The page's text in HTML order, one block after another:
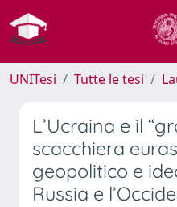
UNITesi Tutte le tesi
L’Ucraina e il
scacchiera
geopolitico e
Russia e